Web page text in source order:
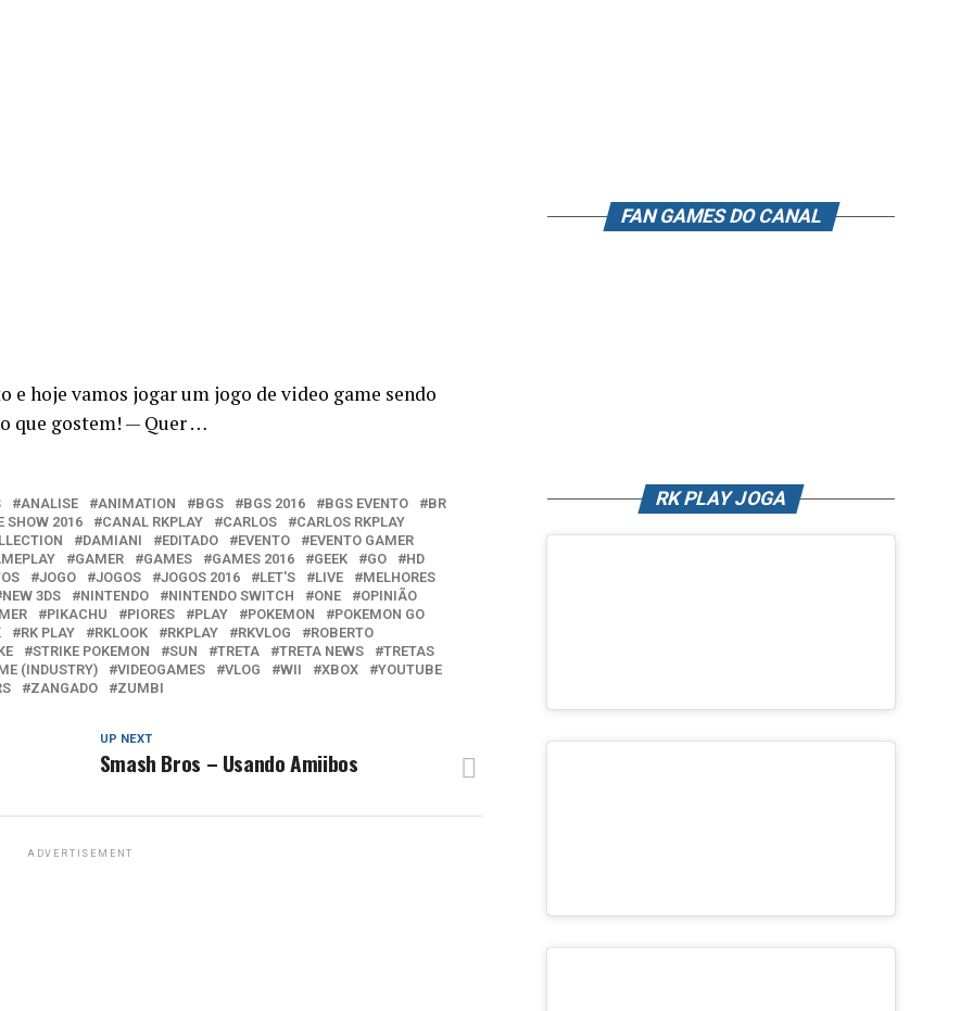
e hoje vamos jogar um jogo de video game sendo
que gostem! — Quer …
ANALISE ANIMATION BGS BGS 2016 BGS EVENTO
BR
SHOW 2016 CANAL RKPLAY CARLOS
CARLOS RKPLAY
DAMIANI EDITADO EVENTO
EVENTO GAMER
GAMER GAMES GAMES 2016 GEEK GO
HD
JOGO JOGOS JOGOS 2016 LET'S LIVE
MELHORES
NEW 3DS NINTENDO NINTENDO SWITCH ONE
OPINIÃO
PIKACHU PIORES PLAY POKEMON
POKEMON GO
RK PLAY RKLOOK RKPLAY RKVLOG
ROBERTO
STRIKE POKEMON SUN TRETA TRETA NEWS
TRETAS
(INDUSTRY) VIDEOGAMES VLOG WII XBOX
YOUTUBE
ZANGADO ZUMBI
UP NEXT
Smash Bros – Usando Amiibos
ADVERTISEMENT
FAN GAMES DO CANAL
RK PLAY JOGA